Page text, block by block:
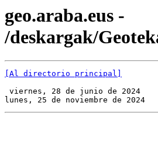
geo.araba.eus -
/deskargak/
[Al directorio principal]
viernes, 28 de junio de 2024
lunes, 25 de noviembre de